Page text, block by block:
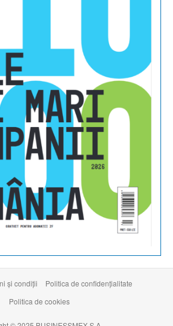
şi condiţii
Politica de confidențialitate
Politica de cookies